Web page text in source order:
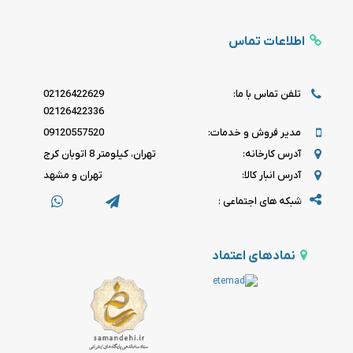
اطلاعات تماس
تلفن تماس با ما:
02126422629
02126422336
مدیر فروش و خدمات:
09120557520
آدرس کارخانه:
تهران، کیلومتر 8 اتوبان کرج
آدرس انبار کالا:
تهران و مشهد
شبکه های اجتماعی :
نمادهای اعتماد